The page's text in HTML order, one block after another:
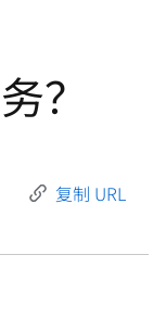
？
复制 URL